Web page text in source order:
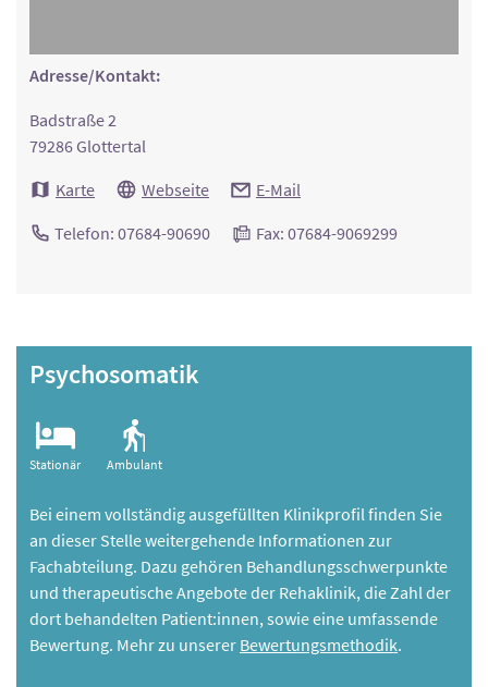
Adresse/Kontakt:
Badstraße 2
79286 Glottertal
Karte
Webseite E-Mail
Telefon: 07684-90690 Fax: 07684-9069299
Psychosomatik
Stationär Ambulant
Bei einem vollständig ausgefüllten Klinikprofil finden Sie
an dieser Stelle weitergehende Informationen zur
Fachabteilung. Dazu gehören Behandlungsschwerpunkte
und therapeutische Angebote der Rehaklinik, die Zahl der
dort behandelten Patient:innen, sowie eine umfassende
Bewertung. Mehr zu unserer Bewertungsmethodik.